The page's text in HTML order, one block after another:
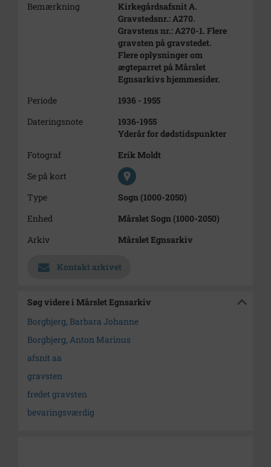
Bemærkning
Kirkegårdsafsnit A.
Gravstedsnr.: A270.
Gravstens nr.: A270-1. Flere
gravsten på gravstedet.
Flere oplysninger om
ægteparret på Mårslet
Egnsarkivs hjemmesider.
Periode
1936 - 1955
Dateringsnote
1936-1955
Yderår for dødstidspunkter
Fotograf
Erik Moldt
Se på kort
Type
Sogn (1000-2050)
Enhed
Mårslet Sogn (1000-2050)
Arkiv
Mårslet Egnsarkiv
Kontakt arkivet
Søg videre i Mårslet Egnsarkiv
Borgbjerg, Barbara Johanne
Borgbjerg, Anton Marinus
afsnit aa
gravsten
fredet gravsten
bevaringsværdig